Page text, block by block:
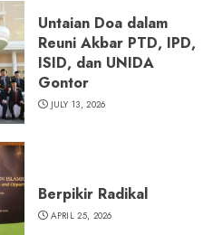
Untaian Doa dalam
Reuni Akbar PTD, IPD,
ISID, dan UNIDA
Gontor
JULY 13, 2026
Berpikir Radikal
APRIL 25, 2026